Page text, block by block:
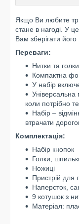
Якщо Ви любите
стане в нагоді. У
Вам зберігати
Переваги:
Нитки та
Компактна
У набір
коли потрібно
Набір –
втрачати
Комплектація:
Набір кнопок
Голки,
Ножиці
Пристрій для
Наперсток,
9 котушок з
Матеріал: